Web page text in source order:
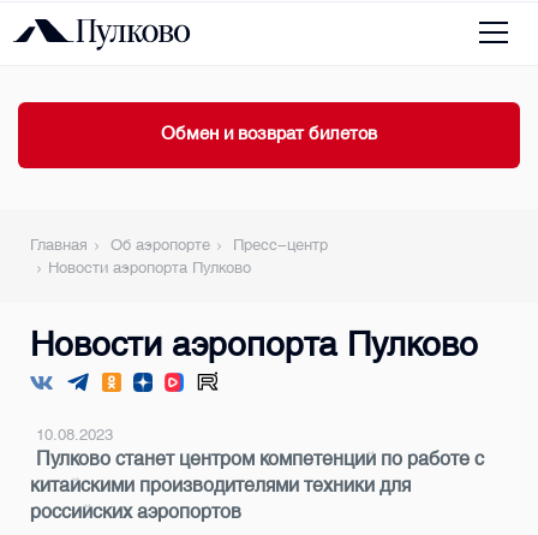
Обмен и возврат билетов
Главная Об аэропорте
Пресс-центр
Новости аэропорта Пулково
Новости аэропорта Пулково
10.08.2023
Пулково станет центром компетенций по работе с
китайскими производителями техники для
российских аэропортов